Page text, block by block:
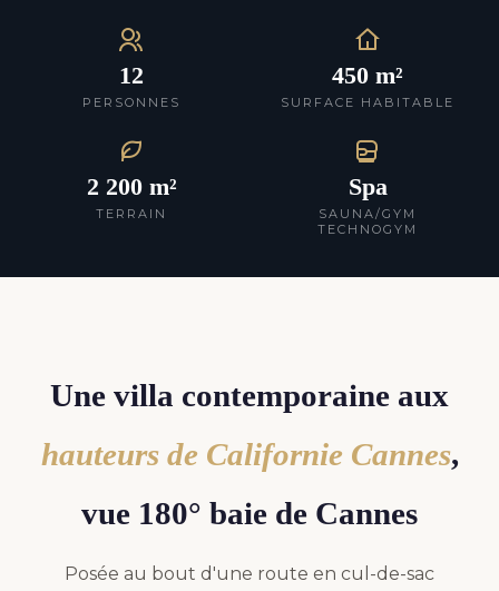
12
PERSONNES
450 m²
SURFACE HABITABLE
2 200 m²
TERRAIN
Spa
SAUNA/GYM
TECHNOGYM
Une villa contemporaine aux
hauteurs de Californie Cannes,
vue 180° baie de Cannes
Posée au bout d'une route en cul-de-sac